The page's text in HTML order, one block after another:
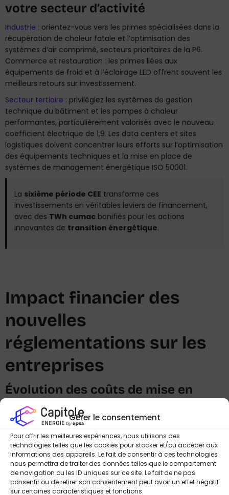
Gérer le consentement
Pour offrir les meilleures expériences, nous utilisons des
technologies telles que les cookies pour stocker et/ou accéder aux
informations des appareils. Le fait de consentir à ces technologies
nous permettra de traiter des données telles que le comportement
de navigation ou les ID uniques sur ce site. Le fait de ne pas
consentir ou de retirer son consentement peut avoir un effet négatif
sur certaines caractéristiques et fonctions.
votre secteur d’activité
Industrie : orientez-vous vers les primes spécialisées dans la
récupération de chaleur fatale et l’optimisation des
systèmes d’air comprimé, secteurs prioritaires de la P6.
Commerce et restauration : les primes liées aux
équipements de froid et à l’éclairage LED offrent souvent les
meilleurs retours sur investissement.
Secteur tertiaire : privilégiez les systèmes de gestion
technique du bâtiment et les pompes à chaleur
performantes, particulièrement valorisés avec le nouveau
coefficient électrique de 1,9. Les data centers et sites
logistiques doivent concentrer leurs efforts sur l’optimisation
des équipements techniques et la mise en place de
systèmes de management énergétique ISO 50001.
La sixième période CEE transforme ces
investissements en véritables leviers de financement,
avec des TWh cumacbonifiés pour les actions
innovantes de transition énergétique.
Impact financier des
nouvelles
réglementations sur les
entreprises
Évolution des coûts de mise en
conformité
Lesnouvelles obligations réglementaires
génèrent des coûts de mise en conformité estimés entre
000 et 12 000 eurospour l’audit énergétique obligatoire,
selon la taille des installations. Les entreprises doivent
également prévoir les investissements ensystèmes de
managementénergétique, dont leprix de l’énergieet
lesdispositifs des certificatsinfluencent directement le